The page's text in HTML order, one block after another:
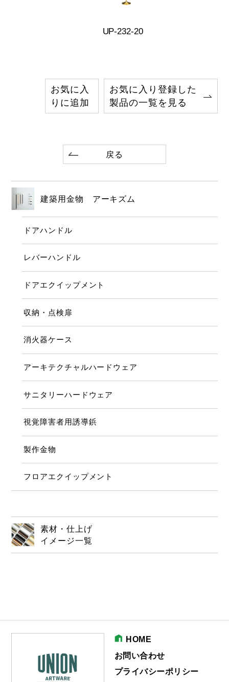
UP-232-20
お気に入
りに追加
お気に入り登録した
製品の一覧を見る
戻る
建築用金物 アーキズム
ドアハンドル
レバーハンドル
ドアエクイップメント
収納・点検扉
消火器ケース
アーキテクチャルハードウェア
サニタリーハードウェア
視覚障害者用誘導鋲
製作金物
フロアエクイップメント
素材・仕上げ
イメージ一覧
HOME
お問い合わせ
プライバシーポリシー